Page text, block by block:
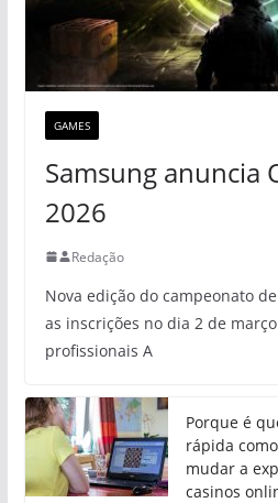
GAMES
Samsung anuncia
2026
Redação
Nova edição do campeonato
as inscrições no dia 2 de
profissionais A
Porque é
rápida
mudar a
casinos